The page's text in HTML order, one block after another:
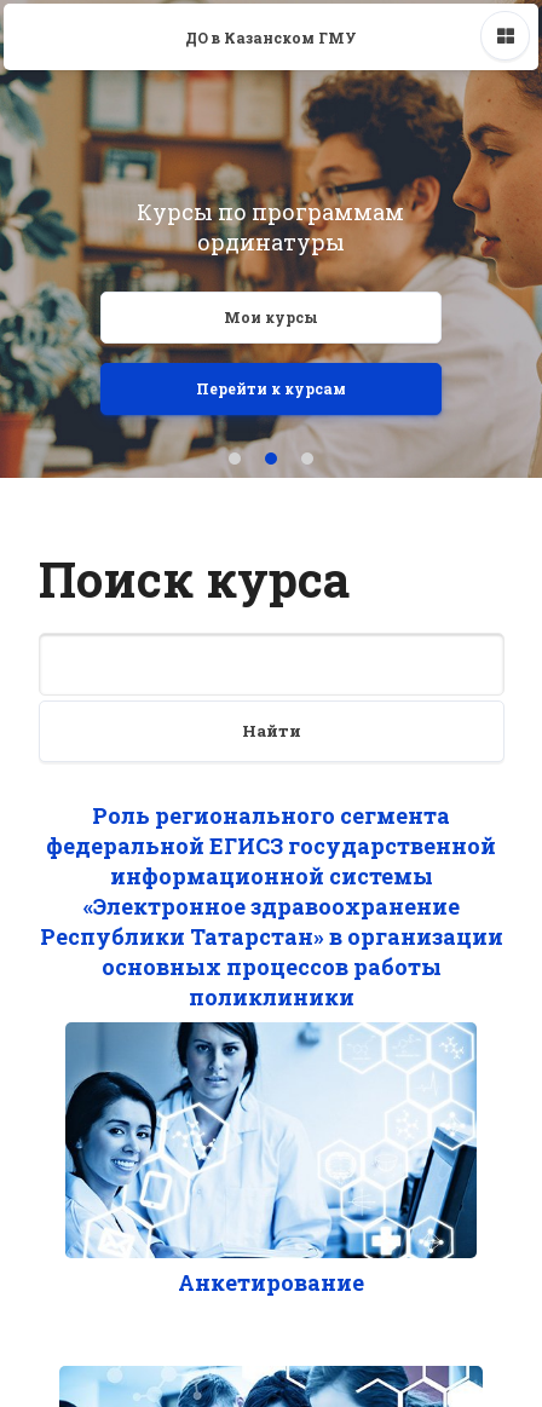
ДО в Казанском ГМУ
Курсы по программам
ординатуры
Мои курсы
Перейти к курсам
Поиск курса
Найти
Роль регионального сегмента
федеральной ЕГИСЗ государственной
информационной системы
«Электронное здравоохранение
Республики Татарстан» в организации
основных процессов работы
поликлиники
Анкетирование